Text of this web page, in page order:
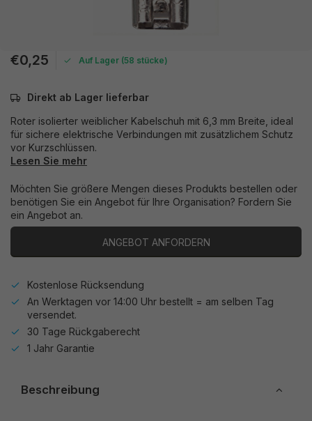
€0,25 Auf Lager (58 stücke)
Direkt ab Lager lieferbar
Roter isolierter weiblicher Kabelschuh mit 6,3 mm Breite, ideal
für sichere elektrische Verbindungen mit zusätzlichem Schutz
vor Kurzschlüssen.
Lesen Sie mehr
Möchten Sie größere Mengen dieses Produkts bestellen oder
benötigen Sie ein Angebot für Ihre Organisation? Fordern Sie
ein Angebot an.
ANGEBOT ANFORDERN
Kostenlose Rücksendung
An Werktagen vor 14:00 Uhr bestellt = am selben Tag
versendet.
30 Tage Rückgaberecht
1 Jahr Garantie
Beschreibung